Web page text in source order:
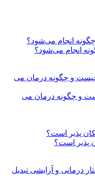
انجام می‌شود؟
و چگونه درمان می
پذیر است؟